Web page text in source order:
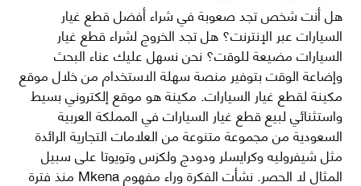
هل أنت شخص تجد صعوبة في شراء أفضل قطع غيار
السيارات عبر الإنترنت؟ هل تجد الخروج لشراء قطع غيار
السيارات مضيعة للوقت؟ نحن نسهل عليك عناء البحث
وإضاعة الوقت بتوفير منصة سهلة الاستخدام من خلال موقع
مكينة لقطع غيار السيارات. مكينة هو موقع إلكتروني بسيط
واستثنائي لبيع قطع غيار السيارات في المملكة العربية
السعودية من مجموعة متنوعة من العلامات التجارية الرائدة
مثل شيفروليه وكرايسلر ودودج ولكزس وتويوتا على سبيل
المثال لا الحصر. نشأت الفكرة وراء مفهوم Mkena منذ فترة